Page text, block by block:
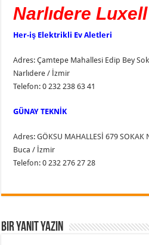
Narlıdere
Her-iş Elektrikli Ev Aletleri
Adres: Çamtepe Mahallesi Edip Bey
Narlıdere / İzmir
Telefon: 0 232 238 63 41
GÜNAY TEKNİK
Adres: GÖKSU MAHALLESİ 679 SOKAK
Buca / İzmir
Telefon: 0 232 276 27 28
Bir yanıt yazın